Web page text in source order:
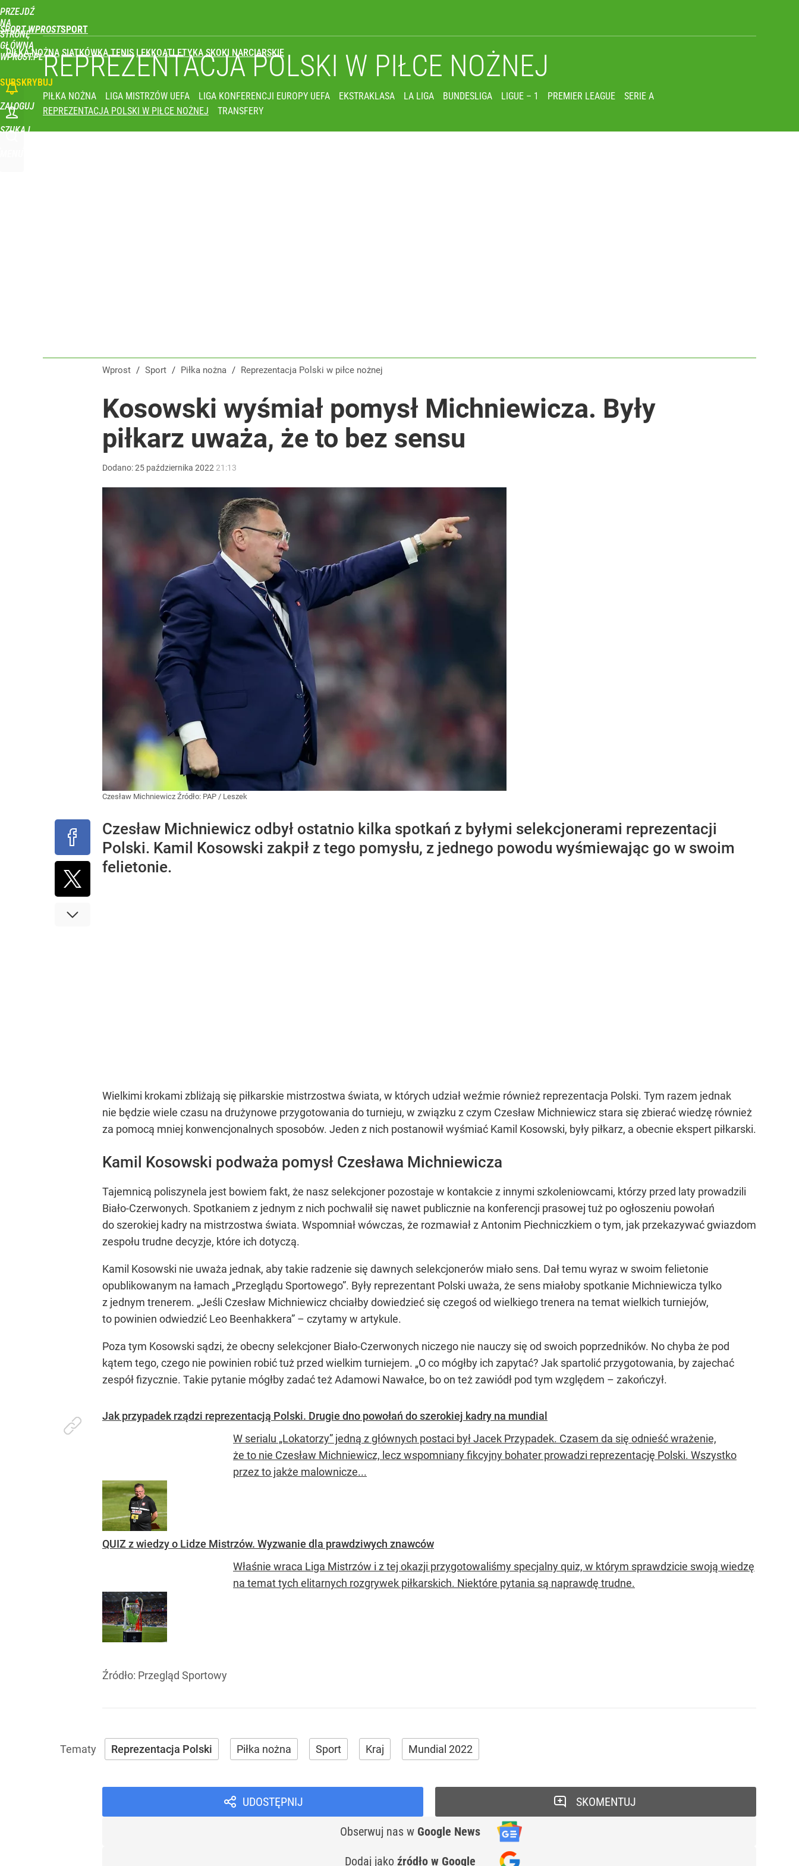
PRZEJDŹ
NA
STRONĘ
GŁÓWNĄ
WPROST.PL
SPORT WPROST
PIŁKA NOŻNA SIATKÓWKA TENIS LEKKOATLETYKA SKOKI NARCIARSKIE
SUBSKRYBUJ
ZALOGUJ
SZUKAJ
REPREZENTACJA POLSKI W PIŁCE NOŻNEJ
PIŁKA NOŻNA LIGA MISTRZÓW UEFA LIGA KONFERENCJI EUROPY UEFA EKSTRAKLASA LA LIGA BUNDESLIGA LIGUE – 1 PREMIER LEAGUE
SERIE A
REPREZENTACJA POLSKI W PIŁCE NOŻNEJ
TRANSFERY
Wprost / Sport / Piłka nożna / Reprezentacja Polski w piłce nożnej
Kosowski wyśmiał pomysł Michniewicza. Były
piłkarz uważa, że to bez sensu
Dodano:25 października 2022 21:13
Czesław Michniewicz Źródło: PAP / Leszek
Czesław Michniewicz odbył ostatnio kilka spotkań z byłymi selekcjonerami reprezentacji
Polski. Kamil Kosowski zakpił z tego pomysłu, z jednego powodu wyśmiewając go w swoim
felietonie.
Wielkimi krokami zbliżają się piłkarskie mistrzostwa świata, w których udział weźmie również reprezentacja Polski. Tym razem jednak
nie będzie wiele czasu na drużynowe przygotowania do turnieju, w związku z czym Czesław Michniewicz stara się zbierać wiedzę również
za pomocą mniej konwencjonalnych sposobów. Jeden z nich postanowił wyśmiać Kamil Kosowski, były piłkarz, a obecnie ekspert piłkarski.
Kamil Kosowski podważa pomysł Czesława Michniewicza
Tajemnicą poliszynela jest bowiem fakt, że nasz selekcjoner pozostaje w kontakcie z innymi szkoleniowcami, którzy przed laty prowadzili
Biało-Czerwonych. Spotkaniem z jednym z nich pochwalił się nawet publicznie na konferencji prasowej tuż po ogłoszeniu powołań
do szerokiej kadry na mistrzostwa świata. Wspomniał wówczas, że rozmawiał z Antonim Piechniczkiem o tym, jak przekazywać gwiazdom
zespołu trudne decyzje, które ich dotyczą.
Kamil Kosowski nie uważa jednak, aby takie radzenie się dawnych selekcjonerów miało sens. Dał temu wyraz w swoim felietonie
opublikowanym na łamach „Przeglądu Sportowego”. Były reprezentant Polski uważa, że sens miałoby spotkanie Michniewicza tylko
z jednym trenerem. „Jeśli Czesław Michniewicz chciałby dowiedzieć się czegoś od wielkiego trenera na temat wielkich turniejów,
to powinien odwiedzić Leo Beenhakkera” – czytamy w artykule.
Poza tym Kosowski sądzi, że obecny selekcjoner Biało-Czerwonych niczego nie nauczy się od swoich poprzedników. No chyba że pod
kątem tego, czego nie powinien robić tuż przed wielkim turniejem. „O co mógłby ich zapytać? Jak spartolić przygotowania, by zajechać
zespół fizycznie. Takie pytanie mógłby zadać też Adamowi Nawałce, bo on też zawiódł pod tym względem – zakończył.
Jak przypadek rządzi reprezentacją Polski. Drugie dno powołań do szerokiej kadry na mundial
W serialu „Lokatorzy” jedną z głównych postaci był Jacek Przypadek. Czasem da się odnieść wrażenie,
że to nie Czesław Michniewicz, lecz wspomniany fikcyjny bohater prowadzi reprezentację Polski. Wszystko
przez to jakże malownicze...
QUIZ z wiedzy o Lidze Mistrzów. Wyzwanie dla prawdziwych znawców
Właśnie wraca Liga Mistrzów i z tej okazji przygotowaliśmy specjalny quiz, w którym sprawdzicie swoją wiedzę
na temat tych elitarnych rozgrywek piłkarskich. Niektóre pytania są naprawdę trudne.
Źródło: Przegląd Sportowy
Reprezentacja Polski Piłka nożna Sport Kraj Mundial 2022
UDOSTĘPNIJ
Obserwuj nas w Google News
Dodaj jako źródło w Google
SKOMENTUJ